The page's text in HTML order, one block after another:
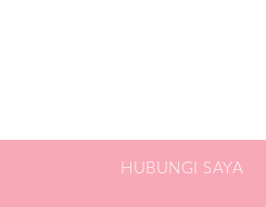
HUBUNGI SAYA